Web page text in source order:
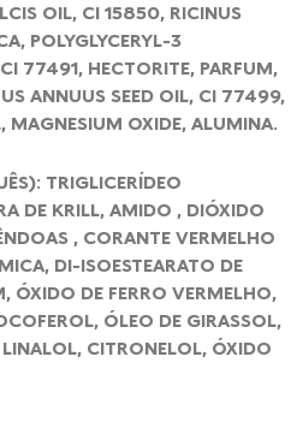
OIL, CI 15850, RICINUS
POLYGLYCERYL-3
77491, HECTORITE, PARFUM,
ANNUUS SEED OIL, CI 77499,
MAGNESIUM OXIDE, ALUMINA.
TRIGLICERÍDEO
DE KRILL, AMIDO , DIÓXIDO
, CORANTE VERMELHO
DI-ISOESTEARATO DE
ÓXIDO DE FERRO VERMELHO,
ÓLEO DE GIRASSOL,
CITRONELOL, ÓXIDO